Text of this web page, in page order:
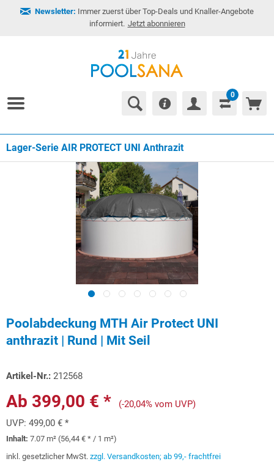
Newsletter: Immer zuerst über Top-Deals und Knaller-Angebote
informiert. Jetzt abonnieren
0
Lager-Serie AIR PROTECT UNI Anthrazit
Poolabdeckung MTH Air Protect UNI
anthrazit | Rund | Mit Seil
Artikel-Nr.: 212568
Ab 399,00 € *
(-20,04% vom UVP)
UVP: 499,00 € *
Inhalt: 7.07 m² (56,44 € * / 1 m²)
inkl. gesetzlicher MwSt. zzgl. Versandkosten; ab 99,- frachtfrei